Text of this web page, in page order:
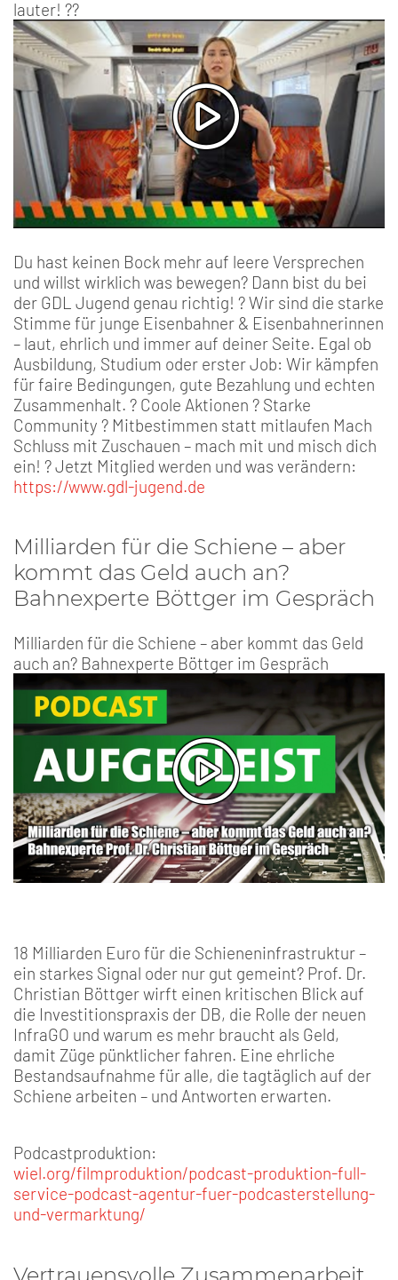
lauter! ??
Du hast keinen Bock mehr auf leere Versprechen
und willst wirklich was bewegen? Dann bist du bei
der GDL Jugend genau richtig! ? Wir sind die starke
Stimme für junge Eisenbahner & Eisenbahnerinnen
– laut, ehrlich und immer auf deiner Seite. Egal ob
Ausbildung, Studium oder erster Job: Wir kämpfen
für faire Bedingungen, gute Bezahlung und echten
Zusammenhalt. ? Coole Aktionen ? Starke
Community ? Mitbestimmen statt mitlaufen Mach
Schluss mit Zuschauen – mach mit und misch dich
ein! ? Jetzt Mitglied werden und was verändern:
https://www.gdl-jugend.de
Milliarden für die Schiene – aber
kommt das Geld auch an?
Bahnexperte Böttger im Gespräch
Milliarden für die Schiene – aber kommt das Geld
auch an? Bahnexperte Böttger im Gespräch
18 Milliarden Euro für die Schieneninfrastruktur –
ein starkes Signal oder nur gut gemeint? Prof. Dr.
Christian Böttger wirft einen kritischen Blick auf
die Investitionspraxis der DB, die Rolle der neuen
InfraGO und warum es mehr braucht als Geld,
damit Züge pünktlicher fahren. Eine ehrliche
Bestandsaufnahme für alle, die tagtäglich auf der
Schiene arbeiten – und Antworten erwarten.
Podcastproduktion:
wiel.org/filmproduktion/podcast-produktion-full-
service-podcast-agentur-fuer-podcasterstellung-
und-vermarktung/